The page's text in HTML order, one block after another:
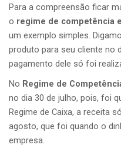
Para a compreensão ficar
o regime de competência
um exemplo simples.
produto para seu cliente no
pagamento dele só foi
No Regime de
no dia 30 de julho, pois, foi
Regime de Caixa, a receita
agosto, que foi quando o
empresa.